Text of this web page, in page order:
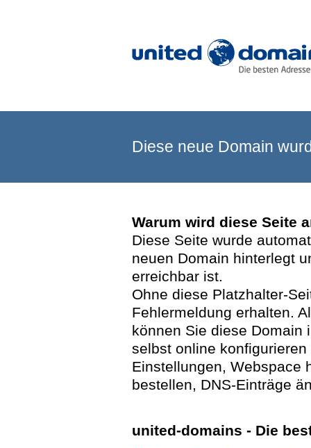
Diese neue Domain
Warum wird diese Seite
Diese Seite wurde
neuen Domain hinterlegt
erreichbar ist.
Ohne diese Platzhalter-
Fehlermeldung erhalten.
können Sie diese Domain
selbst online
Einstellungen, Webspace
bestellen, DNS-Einträge
united-domains - Die